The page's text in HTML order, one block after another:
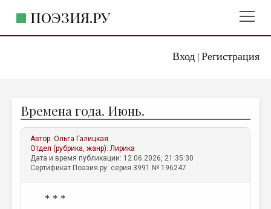
Вход| Регистрация
ПОЭЗИЯ.РУ
ЖАНРЫ
АВТОРЫ
КОММЕНТАРИИ
ЛИТСАЛОН
НОВОСТИ
Времена года. Июнь.
Автор:Ольга Галицкая
Отдел (рубрика, жанр):Лирика
Дата и время публикации: 12.06.2026, 21:35:30
Сертификат Поэзия.ру: серия 3991 № 196247
* * *